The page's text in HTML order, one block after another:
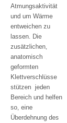
Atmungsaktivität
und um Wärme
entweichen zu
lassen. Die
zusätzlichen,
anatomisch
geformten
Klettverschlüsse
stützen jeden
Bereich und helfen
so, eine
Überdehnung des